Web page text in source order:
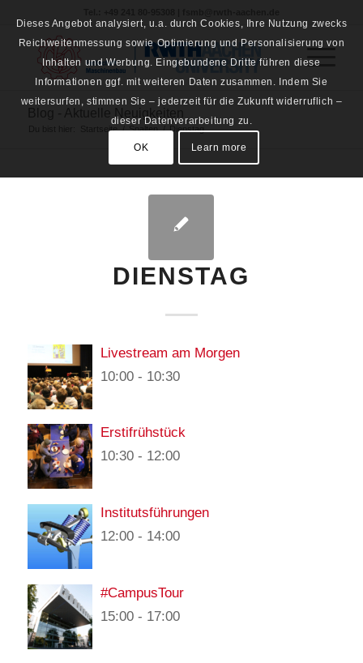
Startseite / Spalten / Dienstag
DIENSTAG
Livestream am Morgen
10:00- 10:30
Erstifrühstück
10:30- 12:00
Institutsführungen
12:00- 14:00
#CampusTour
15:00- 17:00
Dieses Angebot analysiert, u.a. durch Cookies, Ihre Nutzung zwecks
Reichweitenmessung sowie Optimierung und Personalisierung von
Inhalten und Werbung. Eingebundene Dritte führen diese
Informationen ggf. mit weiteren Daten zusammen. Indem Sie
weitersurfen, stimmen Sie – jederzeit für die Zukunft widerruflich –
dieser Datenverarbeitung zu.
OK Learn more